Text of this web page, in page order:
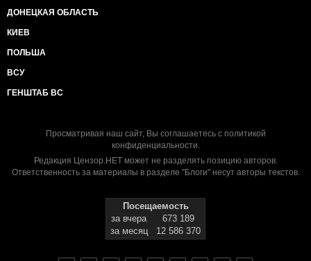
ДОНЕЦКАЯ ОБЛАСТЬ
КИЕВ
ПОЛЬША
ВСУ
ГЕНШТАБ ВС
Просматривая наш сайт, Вы соглашаетесь с политикой
конфиденциальности.
Редакция Цензор.НЕТ может не разделять позицию авторов.
Ответственность за материалы в разделе "Блоги" несут авторы текстов.
Посещаемость
за вчера
673 189
за месяц
12 586 370